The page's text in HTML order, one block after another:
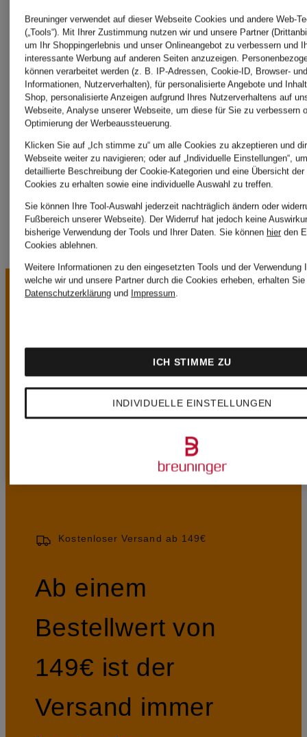
Gianvito
Rossi
happy
girls
UNSERE
VORTEILE
Kostenloser Versand ab 149€
Ab einem
Bestellwert von
149€ ist der
Versand immer
Breuninger verwendet auf dieser Webseite Cookies und andere Web-
(„Tools“). Mit Ihrer Zustimmung nutzen wir und unsere Partner
um Ihr Shoppingerlebnis und unser Onlineangebot zu verbessern und
interessante Werbung auf anderen Seiten anzuzeigen.
können verarbeitet werden (z. B. IP-Adressen, Cookie-ID, Browser-
Informationen, Nutzerverhalten), für personalisierte Angebote und
Shop, personalisierte Anzeigen aufgrund Ihres Nutzerverhaltens auf
Webseite, Analyse unserer Webseite, um diese für Sie zu verbessern
Optimierung der Werbeaussteuerung.
Klicken Sie auf „Ich stimme zu“ um alle Cookies zu akzeptieren und
Webseite weiter zu navigieren; oder auf „Individuelle Einstellungen“,
detaillierte Beschreibung der Cookie-Kategorien und eine Übersicht
Cookies zu erhalten sowie eine individuelle Auswahl zu treffen.
Sie können Ihre Tool-Auswahl jederzeit nachträglich ändern oder
Fußbereich unserer Webseite). Der Widerruf hat jedoch keine
bisherige Verwendung der Tools und Ihrer Daten. Sie können hier den
Cookies ablehnen.
Weitere Informationen zu den eingesetzten Tools und der Verwendung
welche wir und unsere Partner durch die Cookies erheben, erhalten
Datenschutzerklärung und Impressum.
INDIVIDUELLE EINSTELLUNGEN
ICH STIMME ZU